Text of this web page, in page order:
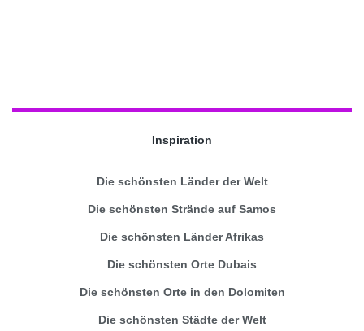
Inspiration
Die schönsten Länder der Welt
Die schönsten Strände auf Samos
Die schönsten Länder Afrikas
Die schönsten Orte Dubais
Die schönsten Orte in den Dolomiten
Die schönsten Städte der Welt